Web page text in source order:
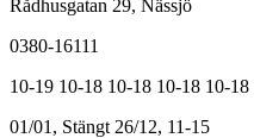
Rådhusgatan 29, Nässjö
0380-16111
10-19 10-18 10-18 10-18 10-18
01/01, Stängt 26/12, 11-15